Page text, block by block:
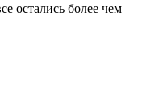
остались более чем